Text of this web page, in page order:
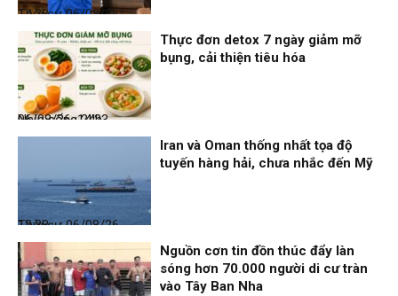
Thời sự
06/08/26, 14:28
Nhịp sống 24h
06/08/26, 14:23
Thực đơn detox 7 ngày giảm mỡ
bụng, cải thiện tiêu hóa
Thời sự
06/08/26, 12:38
Iran và Oman thống nhất tọa độ
tuyến hàng hải, chưa nhắc đến Mỹ
Nguồn cơn tin đồn thúc đẩy làn
sóng hơn 70.000 người di cư tràn
vào Tây Ban Nha